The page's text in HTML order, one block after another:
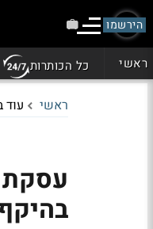
הירשמו
ראשי כל הכותרות
ראשי
עסקת
בהיקף כולל